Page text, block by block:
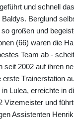
und schnell
Berglund
großen und
(66) waren die
Team ab -
seit 2002 auf ihren
erste Trainerstation
Lulea, erreichte in
Vizemeister und
Assistenten